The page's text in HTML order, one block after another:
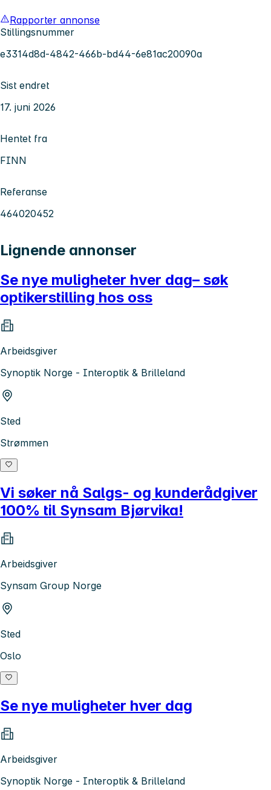
Rapporter annonse
Stillingsnummer
e3314d8d-4842-466b-bd44-6e81ac20090a
Sist endret
17. juni 2026
Hentet fra
FINN
Referanse
464020452
Lignende annonser
Se nye muligheter hver dag– søk
optikerstilling hos oss
Arbeidsgiver
Synoptik Norge - Interoptik & Brilleland
Sted
Strømmen
Vi søker nå Salgs- og kunderådgiver
100% til Synsam Bjørvika!
Arbeidsgiver
Synsam Group Norge
Sted
Oslo
Se nye muligheter hver dag
Arbeidsgiver
Synoptik Norge - Interoptik & Brilleland